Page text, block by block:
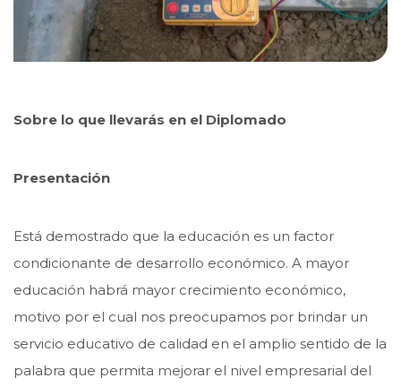
Sobre lo que llevarás en el Diplomado
Presentación
Está demostrado que la educación es un factor
condicionante de desarrollo económico. A mayor
educación habrá mayor crecimiento económico,
motivo por el cual nos preocupamos por brindar un
servicio educativo de calidad en el amplio sentido de la
palabra que permita mejorar el nivel empresarial del